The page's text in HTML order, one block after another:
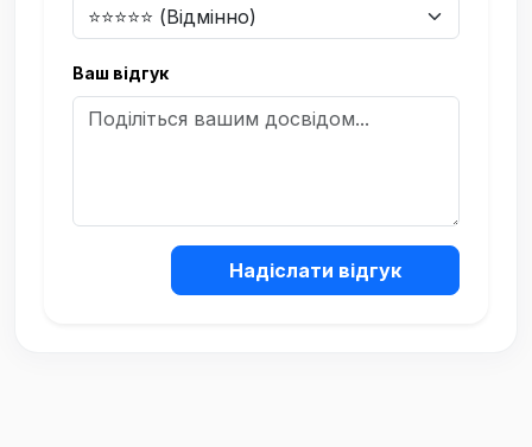
Ваш відгук
Надіслати відгук